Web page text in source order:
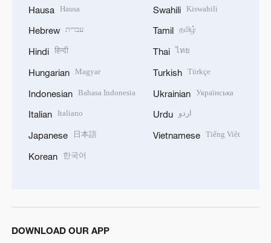
Hausa Hausa
Hebrew עברית
Hindi हिन्दी
Hungarian Magyar
Indonesian Bahasa Indonesia
Italian Italiano
Japanese 日本語
Korean 한국어
Swahili Kiswahili
Tamil தமிழ்
Thai ไทย
Turkish Türkçe
Ukrainian Українська
Urdu اردو
Vietnamese Tiếng Việt
DOWNLOAD OUR APP